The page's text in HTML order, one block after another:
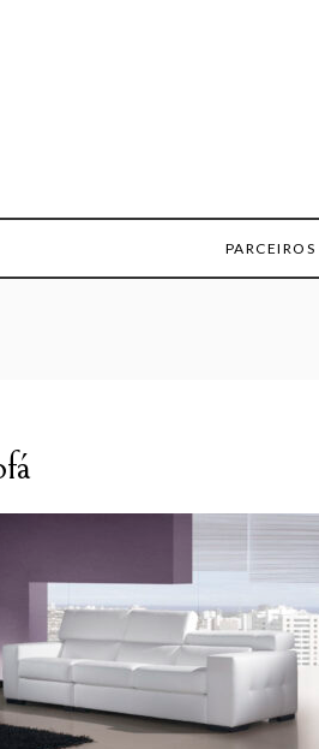
PARCEIROS